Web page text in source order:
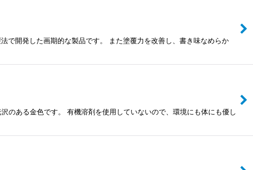
で開発した画期的な製品です。 また塗覆力を改善し、書き味なめらか
のある金色です。 有機溶剤を使用していないので、環境にも体にも優し